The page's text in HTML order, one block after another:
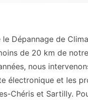
le Dépannage de
de 20 km de
nous
électronique et les
Chéris et Sartilly.